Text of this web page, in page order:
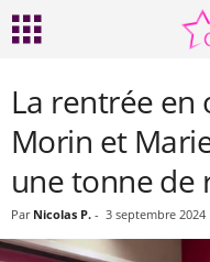
La rentrée en
Morin et
une tonne de
Par Nicolas P. - 3 septembre 2024